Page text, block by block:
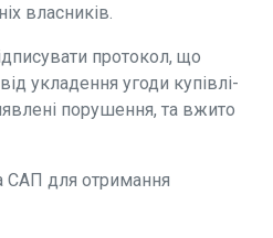
власників.
протокол, що
укладення угоди купівлі-
порушення, та вжито
САП для отримання